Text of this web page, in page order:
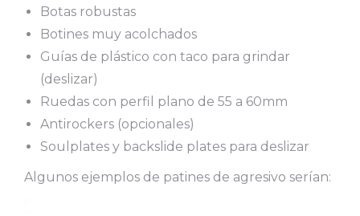
Botas robustas
Botines muy acolchados
Guías de plástico con taco para grindar
(deslizar)
Ruedas con perfil plano de 55 a 60mm
Antirockers (opcionales)
Soulplates y backslide plates para deslizar
Algunos ejemplos de patines de agresivo serían: